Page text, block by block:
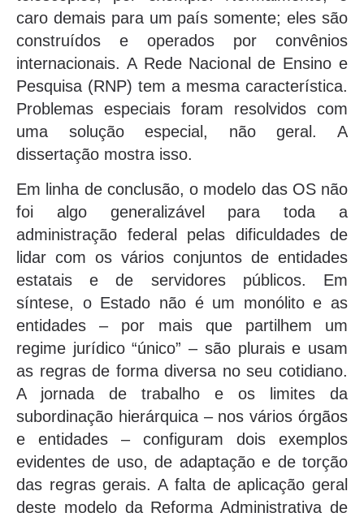
caro demais para um país somente; eles são
construídos e operados por convênios
internacionais. A Rede Nacional de Ensino e
Pesquisa (RNP) tem a mesma característica.
Problemas especiais foram resolvidos com
uma solução especial, não geral. A
dissertação mostra isso.
Em linha de conclusão, o modelo das OS não
foi algo generalizável para toda a
administração federal pelas dificuldades de
lidar com os vários conjuntos de entidades
estatais e de servidores públicos. Em
síntese, o Estado não é um monólito e as
entidades – por mais que partilhem um
regime jurídico “único” – são plurais e usam
as regras de forma diversa no seu cotidiano.
A jornada de trabalho e os limites da
subordinação hierárquica – nos vários órgãos
e entidades – configuram dois exemplos
evidentes de uso, de adaptação e de torção
das regras gerais. A falta de aplicação geral
deste modelo da Reforma Administrativa de